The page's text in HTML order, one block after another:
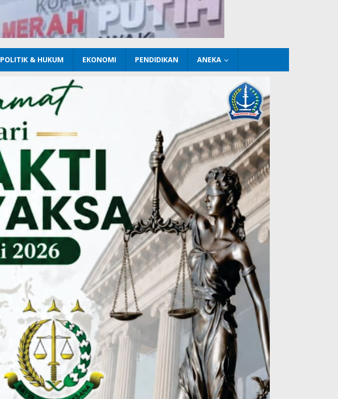
POLITIK & HUKUM EKONOMI PENDIDIKAN ANEKA